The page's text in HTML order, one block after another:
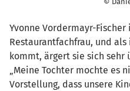
Yvonne Vordermayr-
Restaurantfachfrau, und
kommt, ärgert sie sich sehr
„Meine Tochter mochte es
Vorstellung, dass unsere